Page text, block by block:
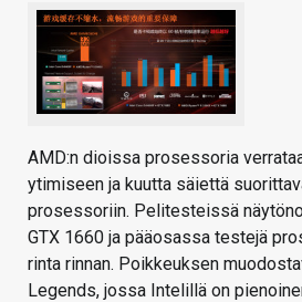
AMD:n dioissa prosessoria
ytimiseen ja kuutta säiettä
prosessoriin. Pelitesteissä
GTX 1660 ja pääosassa testejä
rinta rinnan. Poikkeuksen
Legends, jossa Intelillä on